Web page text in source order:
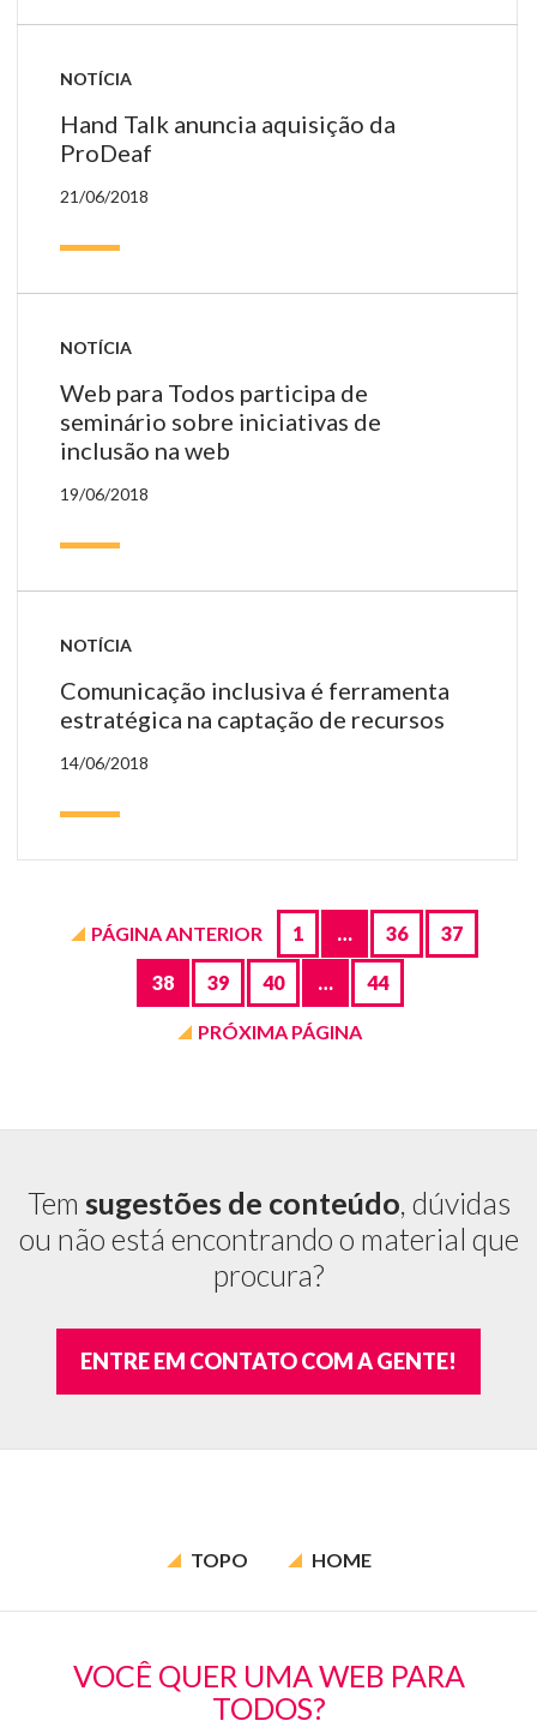
NOTÍCIA
Hand Talk anuncia aquisição da
ProDeaf
21/06/2018
NOTÍCIA
Web para Todos participa de
seminário sobre iniciativas de
inclusão na web
19/06/2018
NOTÍCIA
Comunicação inclusiva é ferramenta
estratégica na captação de recursos
14/06/2018
PÁGINA ANTERIOR 1 … 36 37
38 39 40 … 44
PRÓXIMA PÁGINA
Tem sugestões de conteúdo , dúvidas
ou não está encontrando o material que
procura?
ENTRE EM CONTATO COM A GENTE!
TOPO HOME
VOCÊ QUER UMA WEB PARA
TODOS?